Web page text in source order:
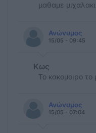
μαθαμε
Ανώνυμος
15/05 - 09:45
Κως
Το κακομοιρο το
Ανώνυμος
15/05 - 07:04